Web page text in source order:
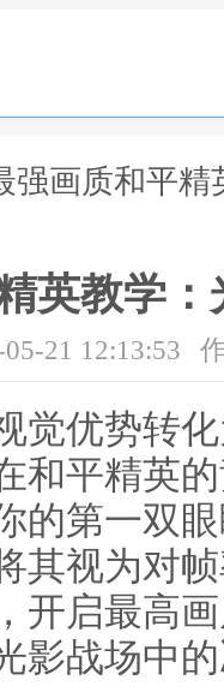
强画质和平
英教学
21 12:13:53
觉优势转
和平精英
的第一双
其视为对
开启最高
影战场中